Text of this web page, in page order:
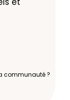
communauté ?